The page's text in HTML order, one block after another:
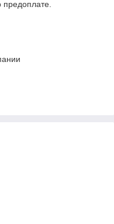
предоплате.